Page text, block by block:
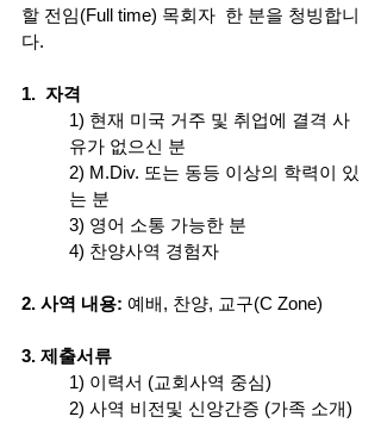
할 전임(Full time) 목회자  한 분을 청빙합니
다.
1.  자격
1) 현재 미국 거주 및 취업에 결격 사
유가 없으신 분
2) M.Div. 또는 동등 이상의 학력이 있
는 분
3) 영어 소통 가능한 분
4) 찬양사역 경험자
2. 사역 내용: 예배, 찬양, 교구(C Zone)
3. 제출서류
1) 이력서 (교회사역 중심)
2) 사역 비전및 신앙간증 (가족 소개)